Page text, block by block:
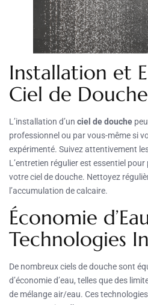
Installation et
Ciel de Douche
L’installation d’un ciel de douche
professionnel ou par vous-même si
expérimenté. Suivez attentivement
L’entretien régulier est essentiel
votre ciel de douche. Nettoyez
l’accumulation de calcaire.
Économie
Technologies
De nombreux ciels de douche sont
d’économie d’eau, telles que des
de mélange air/eau. Ces